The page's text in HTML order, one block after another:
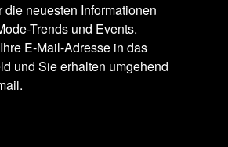
neuesten Informationen
Trends und Events.
E-Mail-Adresse in das
und Sie erhalten umgehend